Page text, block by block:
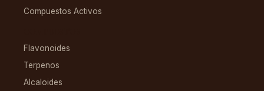
Compuestos Activos
Flavonoides
Terpenos
Alcaloides